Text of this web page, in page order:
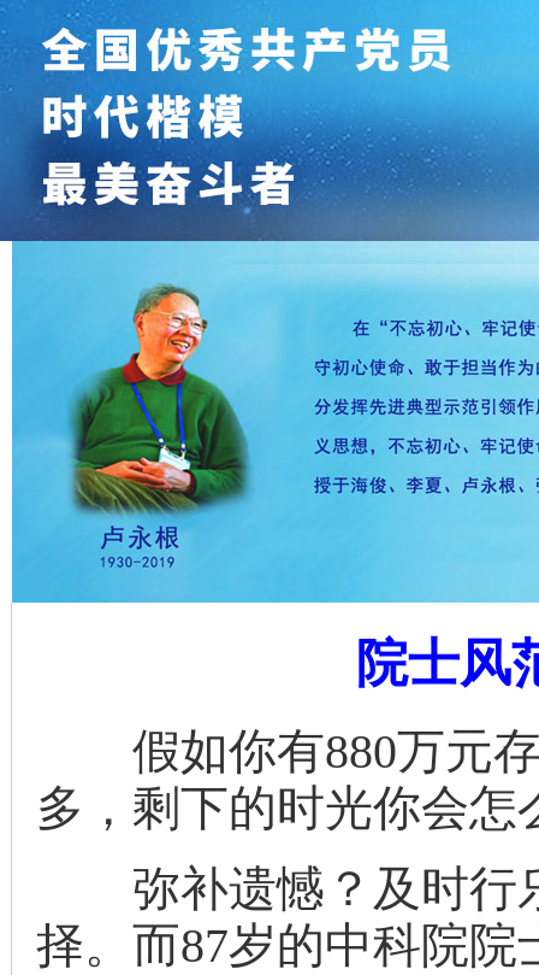
院士风
假如你有880万元存
多，剩下的时光你会怎
弥补遗憾？及时行
择。而87岁的中科院院